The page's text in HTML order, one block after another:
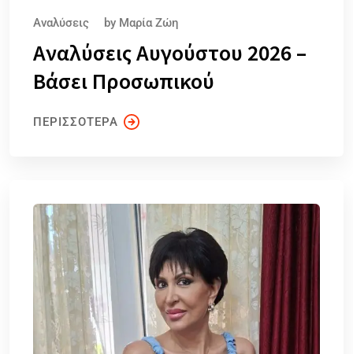
Αναλύσεις by Μαρία Ζώη
Αναλύσεις Αυγούστου 2026 –
Βάσει Προσωπικού
ΠΕΡΙΣΣΟΤΕΡΑ